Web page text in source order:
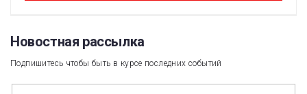
Новостная рассылка​
Подпишитесь чтобы быть в курсе последних событий